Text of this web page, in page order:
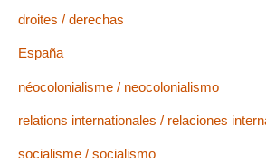
droites / derechas
España
néocolonialisme / neocolonialismo
relations internationales / relaciones
socialisme / socialismo